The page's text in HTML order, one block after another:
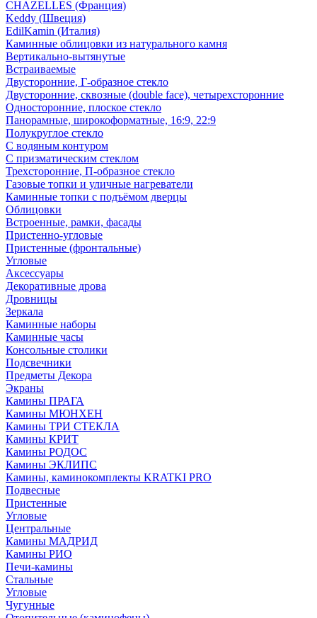
CHAZELLES (Франция)
Keddy (Швеция)
EdilKamin (Италия)
Каминные облицовки из натурального камня
Вертикально-вытянутые
Встраиваемые
Двусторонние, Г-образное стекло
Двусторонние, сквозные (double face), четырехсторонние
Односторонние, плоское стекло
Панорамные, широкоформатные, 16:9, 22:9
Полукруглое стекло
С водяным контуром
С призматическим стеклом
Трехсторонние, П-образное стекло
Газовые топки и уличные нагреватели
Каминные топки с подъёмом дверцы
Облицовки
Встроенные, рамки, фасады
Пристенно-угловые
Пристенные (фронтальные)
Угловые
Аксессуары
Декоративные дрова
Дровницы
Зеркала
Каминные наборы
Каминные часы
Консольные столики
Подсвечники
Предметы Декора
Экраны
Камины ПРАГА
Камины МЮНХЕН
Камины ТРИ СТЕКЛА
Камины КРИТ
Камины РОДОС
Камины ЭКЛИПС
Камины, каминокомплекты KRATKI PRO
Подвесные
Пристенные
Угловые
Центральные
Камины МАДРИД
Камины РИО
Печи-камины
Стальные
Угловые
Чугунные